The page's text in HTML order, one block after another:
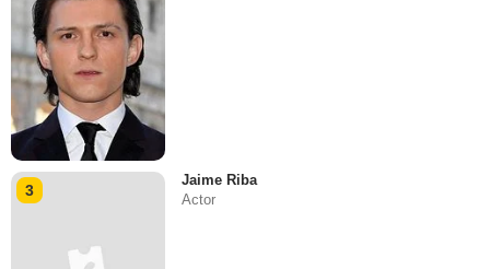
3
Jaime Riba
Actor